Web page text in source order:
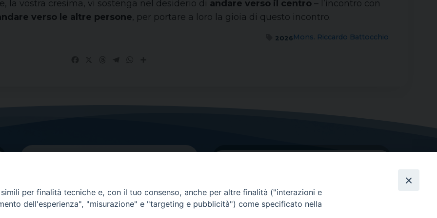
la vostra cresima, vi sostenga nel desiderio di andare verso il centro – l’incontro con
verso le altre persone, per portare a loro la gioia di questo incontro.
Mons. Riccardo Battocchio
2026
Contatti principali
per finalità tecniche e, con il tuo consenso, anche per altre finalità ("interazioni e
dell'esperienza", "misurazione" e "targeting e pubblicità") come specificato nella